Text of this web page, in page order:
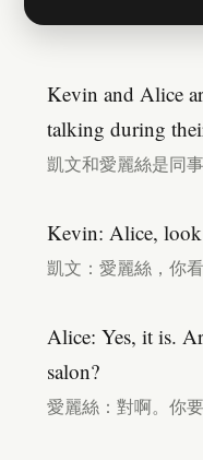
Kevin and Alice
talking during
凱文和愛麗絲是同
Kevin: Alice,
凱文：愛麗絲，你
Alice: Yes, it is.
salon?
愛麗絲：對啊。你